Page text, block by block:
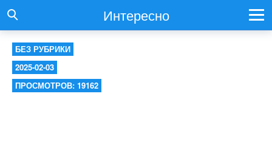
Интересно
БЕЗ РУБРИКИ
2025-02-03
ПРОСМОТРОВ: 19162